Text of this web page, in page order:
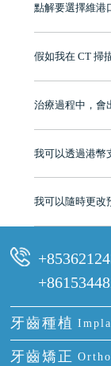
點解要選擇維港
牌」、「2025香
至今已服務超過
有咨詢及服務保
假如我在 CT 掃
治療過程中，會
我可以透過港幣
可以。維港口腔
我可以隨時更改
牙齒種植
種牙
牙齒矯正